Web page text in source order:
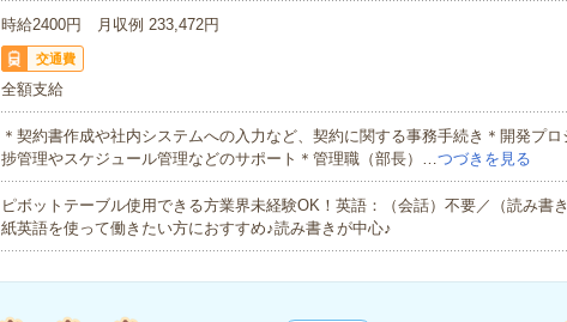
時給2400円 月収例 233,472円
交通費
全額支給
＊契約書作成や社内システムへの入力など、契約に関する事務手続き＊開発プロ
捗管理やスケジュール管理などのサポート＊管理職（部長）…つづきを見る
ピボットテーブル使用できる方業界未経験OK！英語：（会話）不要／（読み書
紙英語を使って働きたい方におすすめ♪読み書きが中心♪